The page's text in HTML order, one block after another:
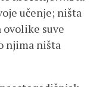
učenje; ništa
ovolike suve
njima ništa